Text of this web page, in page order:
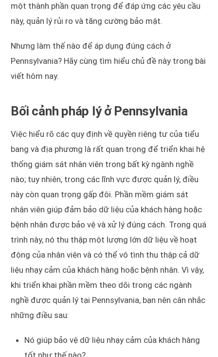
một thành phần quan trọng để đáp ứng các yêu cầu
này, quản lý rủi ro và tăng cường bảo mật.
Nhưng làm thế nào để áp dụng đúng cách ở
Pennsylvania? Hãy cùng tìm hiểu chủ đề này trong bài
viết hôm nay.
Bối cảnh pháp lý ở Pennsylvania
Việc hiểu rõ các quy định về quyền riêng tư của tiểu
bang và địa phương là rất quan trọng để triển khai hệ
thống giám sát nhân viên trong bất kỳ ngành nghề
nào; tuy nhiên, trong các lĩnh vực được quản lý, điều
này còn quan trọng gấp đôi. Phần mềm giám sát
nhân viên giúp đảm bảo dữ liệu của khách hàng hoặc
bệnh nhân được bảo vệ và xử lý đúng cách. Trong quá
trình này, nó thu thập một lượng lớn dữ liệu về hoạt
động của nhân viên và có thể vô tình thu thập cả dữ
liệu nhạy cảm của khách hàng hoặc bệnh nhân. Vì vậy,
khi triển khai phần mềm theo dõi trong các ngành
nghề được quản lý tại Pennsylvania, bạn nên cân nhắc
những điều sau:
Nó giúp bảo vệ dữ liệu nhạy cảm của khách hàng
tốt như thế nào?